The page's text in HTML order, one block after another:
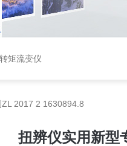
矩流变仪
2017 2 1630894.8
扭辨仪实用新型